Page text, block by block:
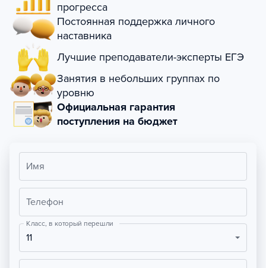
прогресса
Постоянная поддержка личного
наставника
Лучшие преподаватели-эксперты ЕГЭ
Занятия в небольших группах по
уровню
Официальная гарантия
поступления на бюджет
Имя
Телефон
Класс, в который перешли
11